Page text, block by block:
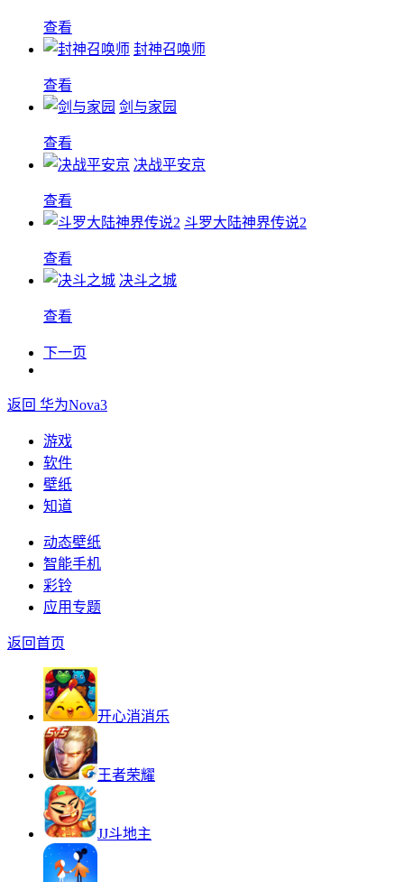
查看
封神召唤师
查看
剑与家园
查看
决战平安京
查看
斗罗大陆神界传说2
查看
决斗之城
查看
下一页
返回 华为Nova3
游戏
软件
壁纸
知道
动态壁纸
智能手机
彩铃
应用专题
返回首页
开心消消乐
王者荣耀
JJ斗地主